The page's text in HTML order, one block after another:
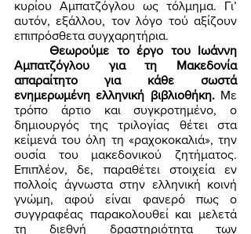
κυρίου Αμπατζόγλου ως τόλμημα. Γι’
αυτόν, εξάλλου, τον λόγο τού αξίζουν
επιπρόσθετα συγχαρητήρια.
Θεωρούμε το έργο του Ιωάννη
Αμπατζόγλου για τη Μακεδονία
απαραίτητο για κάθε σωστά
ενημερωμένη ελληνική βιβλιοθήκη. Με
τρόπο άρτιο και συγκροτημένο, ο
δημιουργός της τριλογίας θέτει στα
κείμενά του όλη τη «ραχοκοκαλιά», την
ουσία του μακεδονικού ζητήματος.
Επιπλέον, δε, παραθέτει στοιχεία εν
πολλοίς άγνωστα στην ελληνική κοινή
γνώμη, αφού είναι φανερό πως ο
συγγραφέας παρακολουθεί και μελετά
τη διεθνή δραστηριότητα των